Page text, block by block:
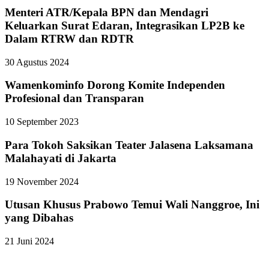
Menteri ATR/Kepala BPN dan Mendagri
Keluarkan Surat Edaran, Integrasikan LP2B ke
Dalam RTRW dan RDTR
30 Agustus 2024
Wamenkominfo Dorong Komite Independen
Profesional dan Transparan
10 September 2023
Para Tokoh Saksikan Teater Jalasena Laksamana
Malahayati di Jakarta
19 November 2024
Utusan Khusus Prabowo Temui Wali Nanggroe, Ini
yang Dibahas
21 Juni 2024